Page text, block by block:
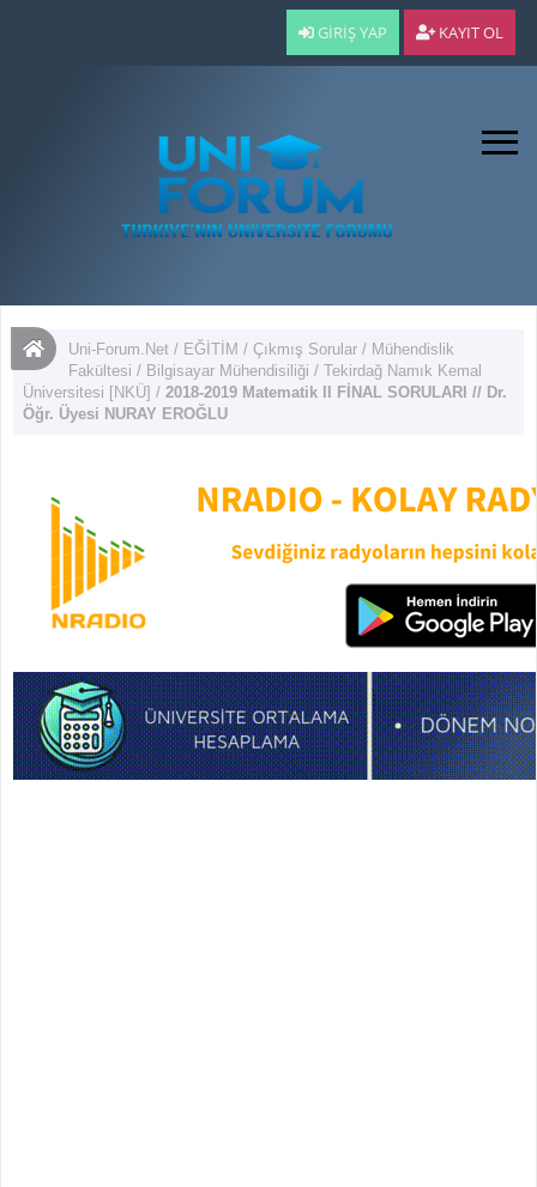
GIRIŞ YAP KAYIT OL
Uni-Forum.Net / EĞİTİM /Çıkmış Sorular / Mühendislik
Fakültesi / Bilgisayar Mühendisiliği /Tekirdağ Namık Kemal
Üniversitesi [NKÜ] /2018-2019 Matematik II FİNAL SORULARI // Dr.
Öğr. Üyesi NURAY EROĞLU